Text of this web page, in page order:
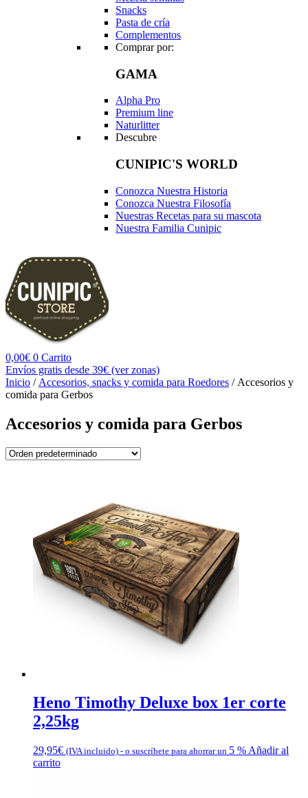
Snacks
Pasta de cría
Complementos
Comprar por:
GAMA
Alpha Pro
Premium line
Naturlitter
Descubre
CUNIPIC'S WORLD
Conozca Nuestra Historia
Conozca Nuestra Filosofía
Nuestras Recetas para su mascota
Nuestra Familia Cunipic
0,00€ 0 Carrito
Envíos gratis desde 39€ (ver zonas)
Inicio / Accesorios, snacks y comida para Roedores / Accesorios y
comida para Gerbos
Accesorios y comida para Gerbos
Heno Timothy Deluxe box 1er corte
2,25kg
29,95€ (IVA incluido) - o suscríbete para ahorrar un 5 % Añadir al
carrito